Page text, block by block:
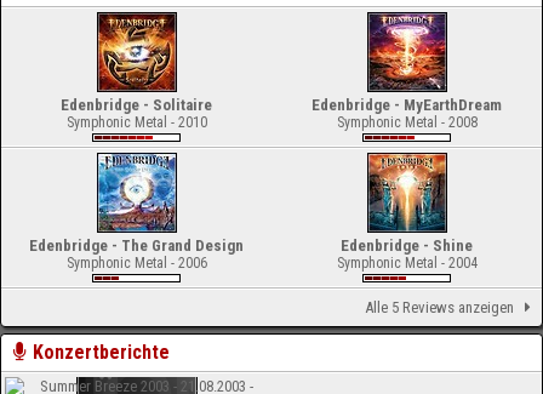
Edenbridge - Solitaire
Symphonic Metal - 2010
Edenbridge - MyEarthDream
Symphonic Metal - 2008
Edenbridge - The Grand Design
Symphonic Metal - 2006
Edenbridge - Shine
Symphonic Metal - 2004
Alle 5 Reviews anzeigen
Konzertberichte